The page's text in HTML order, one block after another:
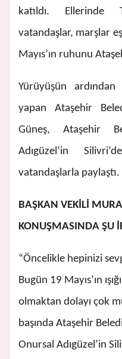
katıldı. Ellerinde
vatandaşlar, marşlar
Mayıs’ın ruhunu
Yürüyüşün
yapan Ataşehir
Güneş, Ataşehir
Adıgüzel’in
vatandaşlarla paylaştı.
BAŞKAN VEKİLİ
KONUŞMASINDA ŞU
“Öncelikle hepinizi
Bugün 19 Mayıs’ın
olmaktan dolayı çok
başında Ataşehir
Onursal Adıgüzel’in